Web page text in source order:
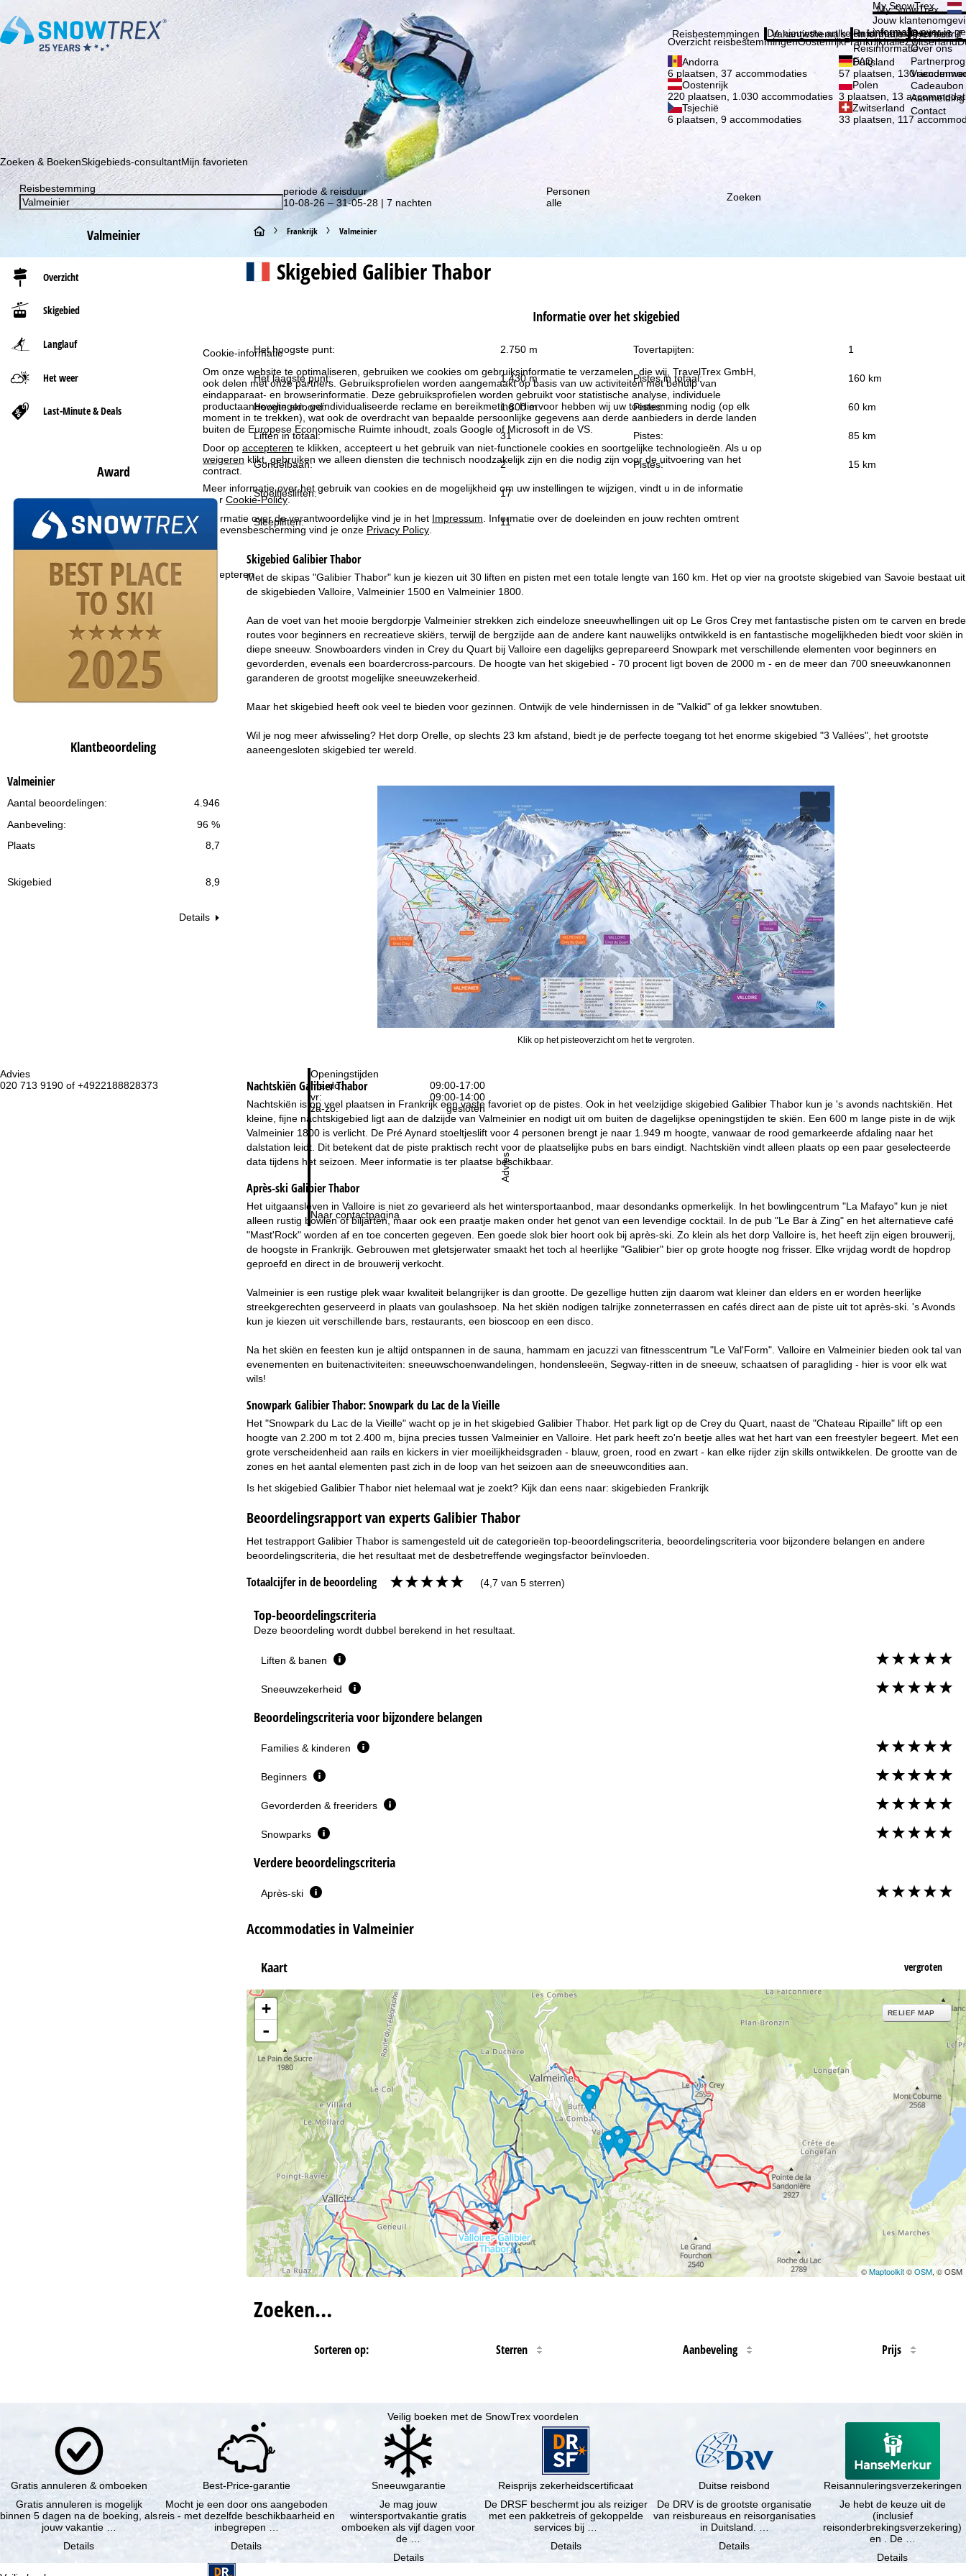
Cookie-informatie
Om onze website te optimaliseren, gebruiken we cookies om gebruiksinformatie te verzamelen, die wij, TravelTrex GmbH,
ook delen met onze partners. Gebruiksprofielen worden aangemaakt op basis van uw activiteiten met behulp van
eindapparaat- en browserinformatie. Deze gebruiksprofielen worden gebruikt voor statistische analyse, individuele
productaanbevelingen, geïndividualiseerde reclame en bereikmeting. Hiervoor hebben wij uw toestemming nodig (op elk
moment in te trekken), wat ook de overdracht van bepaalde persoonlijke gegevens aan derde aanbieders in derde landen
buiten de Europese Economische Ruimte inhoudt, zoals Google of Microsoft in de VS.
Door op accepteren te klikken, accepteert u het gebruik van niet-functionele cookies en soortgelijke technologieën. Als u op
weigeren klikt, gebruiken we alleen diensten die technisch noodzakelijk zijn en die nodig zijn voor de uitvoering van het
contract.
Meer informatie over het gebruik van cookies en de mogelijkheid om uw instellingen te wijzigen, vindt u in de informatie
over Cookie-Policy.
Informatie over de verantwoordelijke vind je in het Impressum. Informatie over de doeleinden en jouw rechten omtrent
gegevensbescherming vind je onze Privacy Policy.
Accepteren
Advies
020 713 9190 of +4922188828373
Openingstijden
ma-do:
09:00-17:00
vr:
09:00-14:00
za-zo:
gesloten
Naar contactpagina
Advies
Schrijf je in voor onze nieuwsbrief en wees als eerste op de hoogte van onze kortingsacties!
My SnowTrex
My SnowTrex
Jouw
informatie over je
Reisbestemmingen
Overzicht reisbestemmingenOostenrijkFrankrijkItaliëZwitserland
Andorra
6 plaatsen, 37 accommodaties
Duitsland
57 plaatsen, 130
Oostenrijk
220 plaatsen, 1.030 accommodaties
Polen
3 plaatsen, 13
Tsjechië
6 plaatsen, 9 accommodaties
Zwitserland
33 plaatsen, 117
Vakantiethema's
De nieuwste artikelen in ons magazine
Informatie
Reisinformatie
Reisinformatie
FAQ
Het bedrijf
Over ons
Over ons
Cadeaubon
Contact
Zoeken & BoekenSkigebieds-consultantMijn favorieten
Reisbestemming
periode & reisduur
10-08-26 – 31-05-28 | 7 nachten
Personen
alle
Zoeken
Valmeinier
Overzicht
Skigebied
Langlauf
Het weer
Last-Minute & Deals
Award
Klantbeoordeling
Valmeinier
4.946
Aantal beoordelingen:
96 %
Aanbeveling:
Plaats
8,7
Skigebied 8,9
Details
S
t
t
p
a
g
i
n
a
Frankrijk Valmeinier
Skigebied Galibier Thabor
Informatie over het skigebied
Het hoogste punt: 2.750 m Tovertapijten: 1
Het laagste punt: 1.430 m Pistes in totaal: 160 km
Hoogte skioord: 1.800 m Pistes: 60 km
Liften in totaal: 31 Pistes: 85 km
Gondelbaan: 2 Pistes: 15 km
Stoeltjesliften: 17
Sleepliften: 11
Skigebied Galibier Thabor
Met de skipas "Galibier Thabor" kun je kiezen uit 30 liften en pisten met een totale lengte van 160 km. Het op vier na grootste skigebied van Savoie bestaat uit
de skigebieden Valloire, Valmeinier 1500 en Valmeinier 1800.
Aan de voet van het mooie bergdorpje Valmeinier strekken zich eindeloze sneeuwhellingen uit op Le Gros Crey met fantastische pisten om te carven en brede
routes voor beginners en recreatieve skiërs, terwijl de bergzijde aan de andere kant nauwelijks ontwikkeld is en fantastische mogelijkheden biedt voor skiën in
diepe sneeuw. Snowboarders vinden in Crey du Quart bij Valloire een dagelijks geprepareerd Snowpark met verschillende elementen voor beginners en
gevorderden, evenals een boardercross-parcours. De hoogte van het skigebied - 70 procent ligt boven de 2000 m - en de meer dan 700 sneeuwkanonnen
garanderen de grootst mogelijke sneeuwzekerheid.
Maar het skigebied heeft ook veel te bieden voor gezinnen. Ontwijk de vele hindernissen in de "Valkid" of ga lekker snowtuben.
Wil je nog meer afwisseling? Het dorp Orelle, op slechts 23 km afstand, biedt je de perfecte toegang tot het enorme skigebied "3 Vallées", het grootste
aaneengesloten skigebied ter wereld.
Klik op het pisteoverzicht om het te vergroten.
NachtskiënGalibier Thabor
Nachtskiën is op veel plaatsen in Frankrijk een vaste favoriet op de pistes. Ook in het veelzijdige skigebied Galibier Thabor kun je 's avonds nachtskiën. Het
kleine, fijne nachtskigebied ligt aan de dalzijde van Valmeinier en nodigt uit om buiten de dagelijkse openingstijden te skiën. Een 600 m lange piste in de wijk
Valmeinier 1800 is verlicht. De Pré Aynard stoeltjeslift voor 4 personen brengt je naar 1.949 m hoogte, vanwaar de rood gemarkeerde afdaling naar het
dalstation leidt. Dit betekent dat de piste praktisch recht voor de plaatselijke pubs en bars eindigt. Nachtskiën vindt alleen plaats op een paar geselecteerde
data tijdens het seizoen. Meer informatie is ter plaatse beschikbaar.
Après-ski Galibier Thabor
Het uitgaansleven in Valloire is niet zo gevarieerd als het wintersportaanbod, maar desondanks opmerkelijk. In het bowlingcentrum "La Mafayo" kun je niet
alleen rustig bowlen of biljarten, maar ook een praatje maken onder het genot van een levendige cocktail. In de pub "Le Bar à Zing" en het alternatieve café
"Mast'Rock" worden af en toe concerten gegeven. Een goede slok bier hoort ook bij après-ski. Zo klein als het dorp Valloire is, het heeft zijn eigen brouwerij,
de hoogste in Frankrijk. Gebrouwen met gletsjerwater smaakt het toch al heerlijke "Galibier" bier op grote hoogte nog frisser. Elke vrijdag wordt de hopdrop
geproefd en direct in de brouwerij verkocht.
Valmeinier is een rustige plek waar kwaliteit belangrijker is dan grootte. De gezellige hutten zijn daarom wat kleiner dan elders en er worden heerlijke
streekgerechten geserveerd in plaats van goulashsoep. Na het skiën nodigen talrijke zonneterrassen en cafés direct aan de piste uit tot après-ski. 's Avonds
kun je kiezen uit verschillende bars, restaurants, een bioscoop en een disco.
Na het skiën en feesten kun je altijd ontspannen in de sauna, hammam en jacuzzi van fitnesscentrum "Le Val'Form". Valloire en Valmeinier bieden ook tal van
evenementen en buitenactiviteiten: sneeuwschoenwandelingen, hondensleeën, Segway-ritten in de sneeuw, schaatsen of paragliding - hier is voor elk wat
wils!
Snowpark Galibier Thabor:Snowpark du Lac de la Vieille
Het "Snowpark du Lac de la Vieille" wacht op je in het skigebied Galibier Thabor. Het park ligt op de Crey du Quart, naast de "Chateau Ripaille" lift op een
hoogte van 2.200 m tot 2.400 m, bijna precies tussen Valmeinier en Valloire. Het park heeft zo'n beetje alles wat het hart van een freestyler begeert. Met een
grote verscheidenheid aan rails en kickers in vier moeilijkheidsgraden - blauw, groen, rood en zwart - kan elke rijder zijn skills ontwikkelen. De grootte van de
zones en het aantal elementen past zich in de loop van het seizoen aan de sneeuwcondities aan.
Is het skigebied Galibier Thabor niet helemaal wat je zoekt? Kijk dan eens naar: skigebieden Frankrijk
Beoordelingsrapport van experts Galibier Thabor
Het testrapport Galibier Thabor is samengesteld uit de categorieën top-beoordelingscriteria, beoordelingscriteria voor bijzondere belangen en andere
beoordelingscriteria, die het resultaat met de desbetreffende wegingsfactor beïnvloeden.
Totaalcijfer in de beoordeling (4,7 van 5 sterren)
Top-beoordelingscriteria
Deze beoordeling wordt dubbel berekend in het resultaat.
Liften & banen
Sneeuwzekerheid
Beoordelingscriteria voor bijzondere belangen
Families & kinderen
Beginners
Gevorderden & freeriders
Snowparks
Verdere beoordelingscriteria
Après-ski
Accommodaties in Valmeinier
Kaart vergroten
+
-
RELIEF MAP
©Maptoolkit©OSM, © OSM
Zoeken…
Sorteren op: Sterren Aanbeveling Prijs
Veilig boeken met de SnowTrex voordelen
Gratis annuleren & omboeken
Gratis annuleren is mogelijk
binnen 5 dagen na de boeking, als
jouw vakantie …
Details
Best-Price-garantie
Mocht je een door ons aangeboden
reis - met dezelfde beschikbaarheid en
inbegrepen …
Details
Sneeuwgarantie
Je mag jouw
wintersportvakantie gratis
omboeken als vijf dagen voor
de …
Details
Reisprijs zekerheidscertificaat
De DRSF beschermt jou als reiziger
met een pakketreis of gekoppelde
services bij …
Details
Duitse reisbond
De DRV is de grootste organisatie
van reisbureaus en reisorganisaties
in Duitsland. …
Details
Reisannuleringsverzekeringen
Je hebt de keuze uit de
(inclusief
reisonderbrekingsverzekering)
en . De …
Details